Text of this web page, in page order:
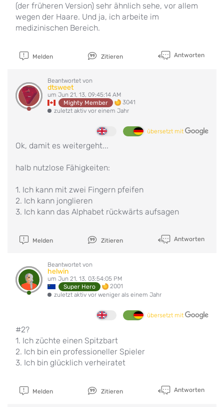
(der früheren Version) sehr ähnlich sehe, vor allem
wegen der Haare. Und ja, ich arbeite im
medizinischen Bereich.
Melden Zitieren Antworten
Beantwortet von
dtsweet
um Jun 21, 13, 09:45:14 AM
Mighty Member
3041
zuletzt aktiv vor einem Jahr
übersetzt mit
Ok, damit es weitergeht...
halb nutzlose Fähigkeiten:
1. Ich kann mit zwei Fingern pfeifen
2. Ich kann jonglieren
3. Ich kann das Alphabet rückwärts aufsagen
Melden Zitieren Antworten
Beantwortet von
helwin
um Jun 21, 13, 03:54:05 PM
Super Hero
2001
zuletzt aktiv vor weniger als einem Jahr
übersetzt mit
#2?
1. Ich züchte einen Spitzbart
2. Ich bin ein professioneller Spieler
3. Ich bin glücklich verheiratet
Melden Zitieren Antworten